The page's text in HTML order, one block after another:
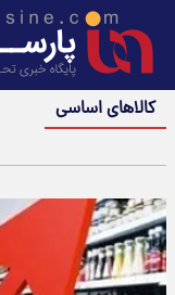
کالاهای اساسی